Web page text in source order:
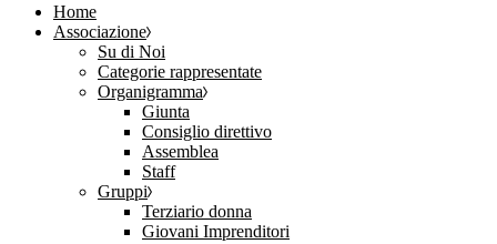
Home
Associazione
Su di Noi
Categorie rappresentate
Organigramma
Giunta
Consiglio direttivo
Assemblea
Staff
Gruppi
Terziario donna
Giovani Imprenditori